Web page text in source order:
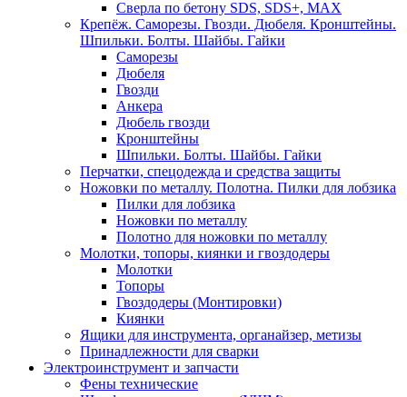
Сверла по бетону SDS, SDS+, MAX
Крепёж. Саморезы. Гвозди. Дюбеля. Кронштейны.
Шпильки. Болты. Шайбы. Гайки
Саморезы
Дюбеля
Гвозди
Анкера
Дюбель гвозди
Кронштейны
Шпильки. Болты. Шайбы. Гайки
Перчатки, спецодежда и средства защиты
Ножовки по металлу. Полотна. Пилки для лобзика
Пилки для лобзика
Ножовки по металлу
Полотно для ножовки по металлу
Молотки, топоры, киянки и гвоздодеры
Молотки
Топоры
Гвоздодеры (Монтировки)
Киянки
Ящики для инструмента, органайзер, метизы
Принадлежности для сварки
Электроинструмент и запчасти
Фены технические